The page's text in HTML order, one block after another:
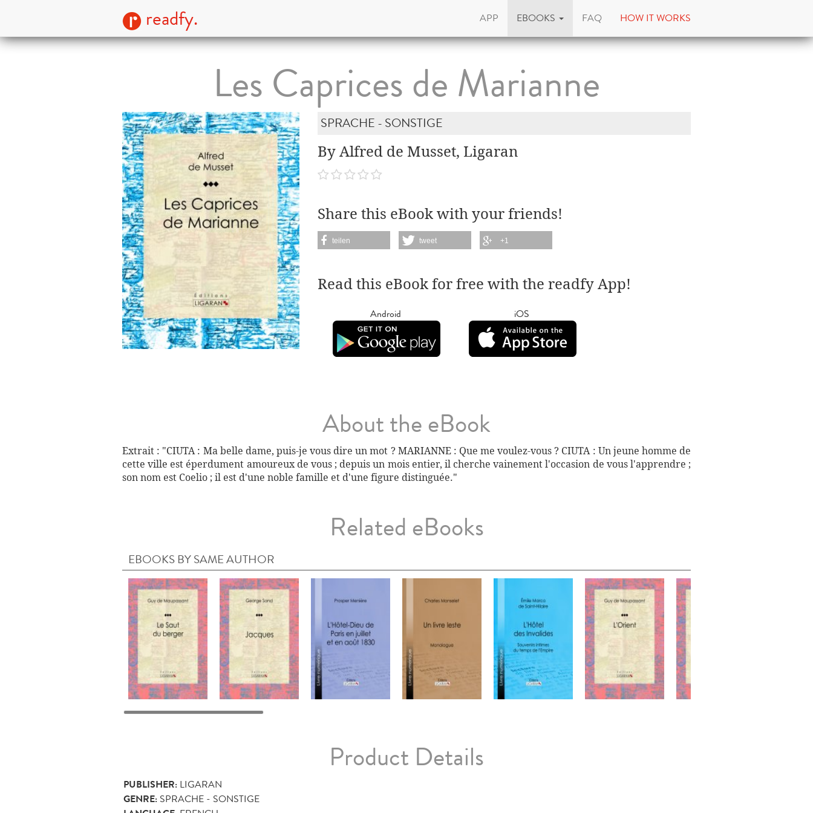
readfy. APP EBOOKS FAQ HOW IT WORKS
Les Caprices de Marianne
SPRACHE - SONSTIGE
By Alfred de Musset, Ligaran
Share this eBook with your friends!
teilen tweet +1
Read this eBook for free with the readfy App!
Android iOS
About the eBook
Extrait : "CIUTA : Ma belle dame, puis-je vous dire un mot ? MARIANNE : Que me voulez-vous ? CIUTA : Un jeune homme de
cette ville est éperdument amoureux de vous ; depuis un mois entier, il cherche vainement l'occasion de vous l'apprendre ;
son nom est Coelio ; il est d'une noble famille et d'une figure distinguée."
Related eBooks
EBOOKS BY SAME AUTHOR
Product Details
PUBLISHER: LIGARAN
GENRE: SPRACHE - SONSTIGE